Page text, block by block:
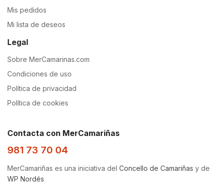
Mis pedidos
Mi lista de deseos
Legal
Sobre MerCamarinas.com
Condiciones de uso
Política de privacidad
Política de cookies
Contacta con MerCamariñas
981 73 70 04
MerCamariñas es una iniciativa del Concello de Camariñas y de
WP Nordés